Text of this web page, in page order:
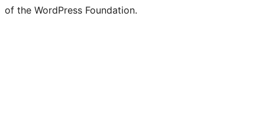
of the WordPress Foundation.